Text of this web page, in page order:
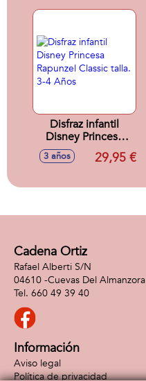
Disfraz infantil
Disney Princesa
Rapunzel Classic
talla. 3-4 Años
3 años 29,95 €
Cadena Ortiz
Rafael Alberti S/N
04610 -Cuevas Del Almanzora
660 49 39 40
Información
Aviso legal
Política de privacidad